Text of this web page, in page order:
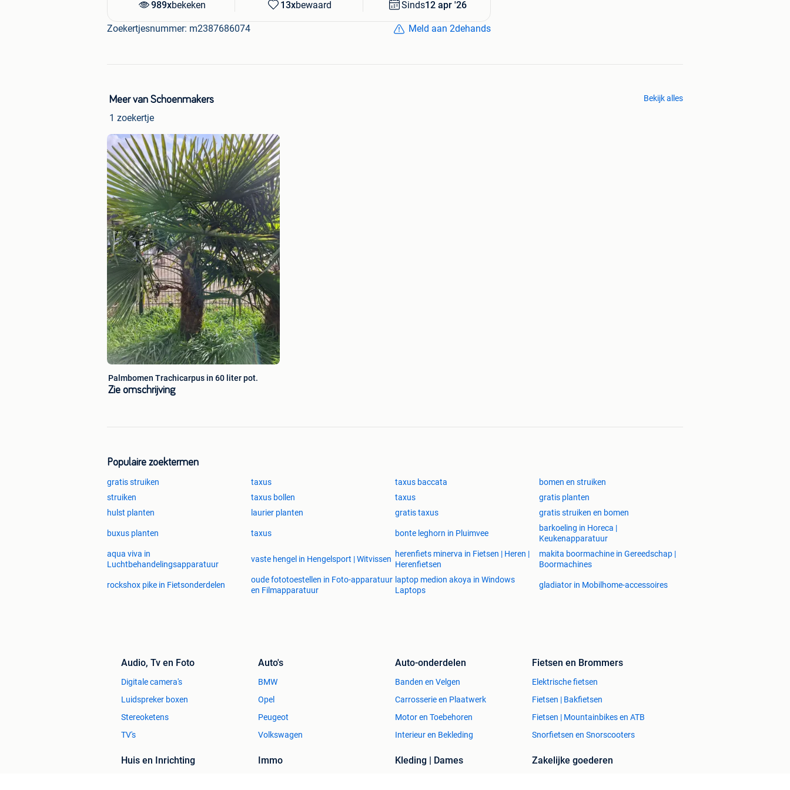
989xbekeken 13xbewaard Sinds12 apr '26
Zoekertjesnummer: m2387686074 Meld aan 2dehands
Meer van Schoenmakers
1 zoekertje
Bekijk alles
Palmbomen Trachicarpus in 60 liter pot.
Zie omschrijving
Populaire zoektermen
gratis struiken taxus taxus baccata
bomen en struiken
struiken
taxus bollen taxus
gratis planten
hulst planten
laurier planten gratis taxus gratis struiken en bomen
buxus planten taxus bonte leghorn in Pluimvee
barkoeling in Horeca |
Keukenapparatuur
aqua viva in
Luchtbehandelingsapparatuur
vaste hengel in Hengelsport | Witvissen
herenfiets minerva in Fietsen | Heren |
Herenfietsen
makita boormachine in Gereedschap |
Boormachines
rockshox pike in Fietsonderdelen
oude fototoestellen in Foto-apparatuur
en Filmapparatuur
laptop medion akoya in Windows
Laptops
gladiator in Mobilhome-accessoires
Audio, Tv en Foto
Digitale camera's
Luidspreker boxen
Stereoketens
TV's
Auto's
BMW
Opel
Peugeot
Volkswagen
Auto-onderdelen
Banden en Velgen
Carrosserie en Plaatwerk
Motor en Toebehoren
Interieur en Bekleding
Fietsen en Brommers
Elektrische fietsen
Fietsen | Bakfietsen
Fietsen | Mountainbikes en ATB
Snorfietsen en Snorscooters
Huis en Inrichting Immo Kleding | Dames Zakelijke goederen